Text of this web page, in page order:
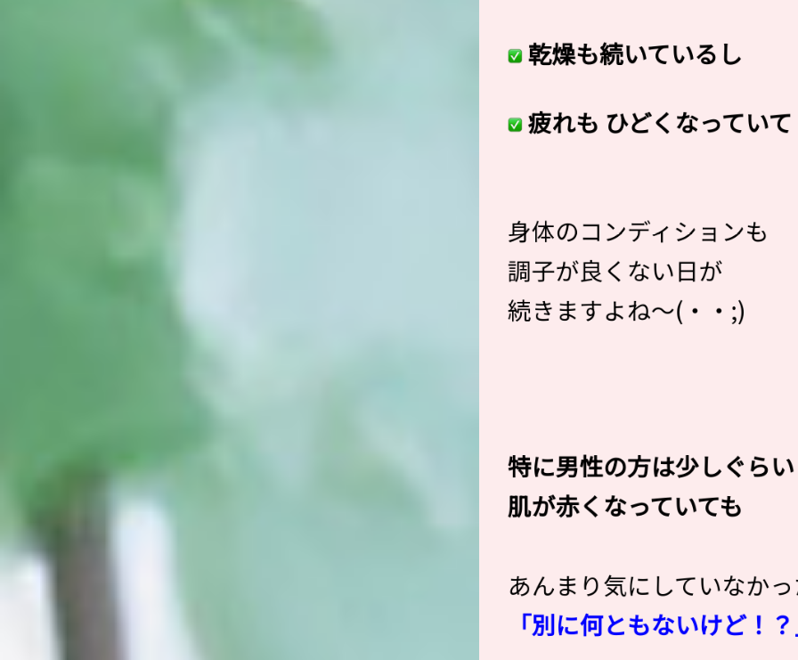
乾燥も続いているし
疲れも ひどくなっていて
身体のコンディションも
調子が良くない日が
続きますよね〜(・・;)
特に男性の方は少しぐらい
肌が赤くなっていても
あんまり気にしていなか
「別に何ともないけど！